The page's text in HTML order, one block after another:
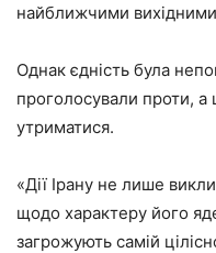
найближчими
Однак єдність була
проголосували проти,
утриматися.
«Дії Ірану не лише
щодо характеру його
загрожують самій